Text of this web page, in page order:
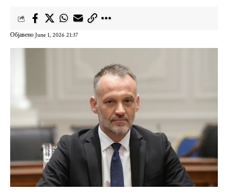
Објавено June 1, 2026 21:37